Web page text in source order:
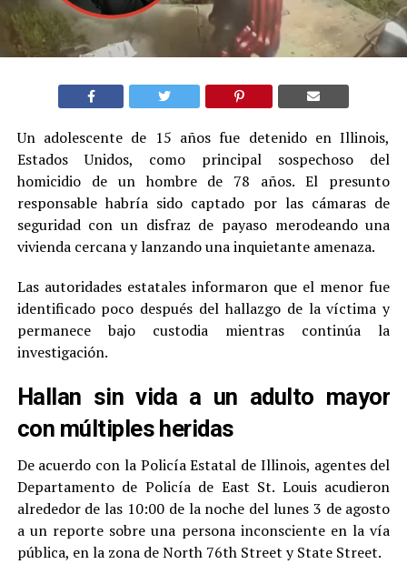
Un adolescente de 15 años fue detenido en Illinois,
Estados Unidos, como principal sospechoso del
homicidio de un hombre de 78 años. El presunto
responsable habría sido captado por las cámaras de
seguridad con un disfraz de payaso merodeando una
vivienda cercana y lanzando una inquietante amenaza.
Las autoridades estatales informaron que el menor fue
identificado poco después del hallazgo de la víctima y
permanece bajo custodia mientras continúa la
investigación.
Hallan sin vida a un adulto mayor
con múltiples heridas
De acuerdo con la Policía Estatal de Illinois, agentes del
Departamento de Policía de East St. Louis acudieron
alrededor de las 10:00 de la noche del lunes 3 de agosto
a un reporte sobre una persona inconsciente en la vía
pública, en la zona de North 76th Street y State Street.